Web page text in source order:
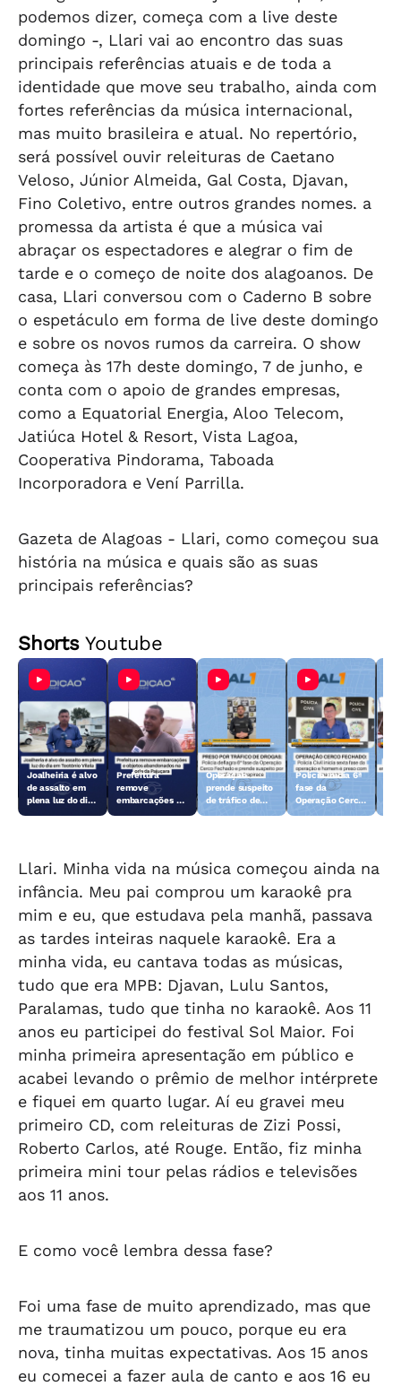
podemos dizer, começa com a live deste
domingo -, Llari vai ao encontro das suas
principais referências atuais e de toda a
identidade que move seu trabalho, ainda com
fortes referências da música internacional,
mas muito brasileira e atual. No repertório,
será possível ouvir releituras de Caetano
Veloso, Júnior Almeida, Gal Costa, Djavan,
Fino Coletivo, entre outros grandes nomes. a
promessa da artista é que a música vai
abraçar os espectadores e alegrar o fim de
tarde e o começo de noite dos alagoanos. De
casa, Llari conversou com o Caderno B sobre
o espetáculo em forma de live deste domingo
e sobre os novos rumos da carreira. O show
começa às 17h deste domingo, 7 de junho, e
conta com o apoio de grandes empresas,
como a Equatorial Energia, Aloo Telecom,
Jatiúca Hotel & Resort, Vista Lagoa,
Cooperativa Pindorama, Taboada
Incorporadora e Vení Parrilla.
Gazeta de Alagoas - Llari, como começou sua
história na música e quais são as suas
principais referências?
ShortsYoutube
Joalheiria é alvo
de assalto em
plena luz do dia
Prefeitura
remove
embarcações e
Operação
prende suspeito
de tráfico de
Polícia inicia 6ª
fase da
Operação Cerco
Llari. Minha vida na música começou ainda na
infância. Meu pai comprou um karaokê pra
mim e eu, que estudava pela manhã, passava
as tardes inteiras naquele karaokê. Era a
minha vida, eu cantava todas as músicas,
tudo que era MPB: Djavan, Lulu Santos,
Paralamas, tudo que tinha no karaokê. Aos 11
anos eu participei do festival Sol Maior. Foi
minha primeira apresentação em público e
acabei levando o prêmio de melhor intérprete
e fiquei em quarto lugar. Aí eu gravei meu
primeiro CD, com releituras de Zizi Possi,
Roberto Carlos, até Rouge. Então, fiz minha
primeira mini tour pelas rádios e televisões
aos 11 anos.
E como você lembra dessa fase?
Foi uma fase de muito aprendizado, mas que
me traumatizou um pouco, porque eu era
nova, tinha muitas expectativas. Aos 15 anos
eu comecei a fazer aula de canto e aos 16 eu